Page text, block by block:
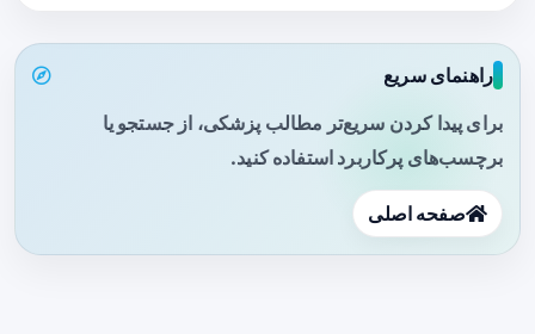
راهنمای سریع
برای پیدا کردن سریع‌تر مطالب پزشکی، از جستجو یا
برچسب‌های پرکاربرد استفاده کنید.
صفحه اصلی